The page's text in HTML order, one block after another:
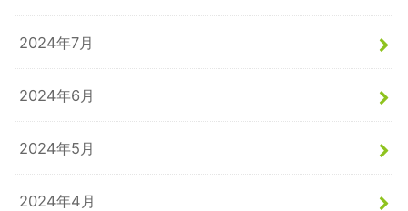
2024年7月
2024年6月
2024年5月
2024年4月